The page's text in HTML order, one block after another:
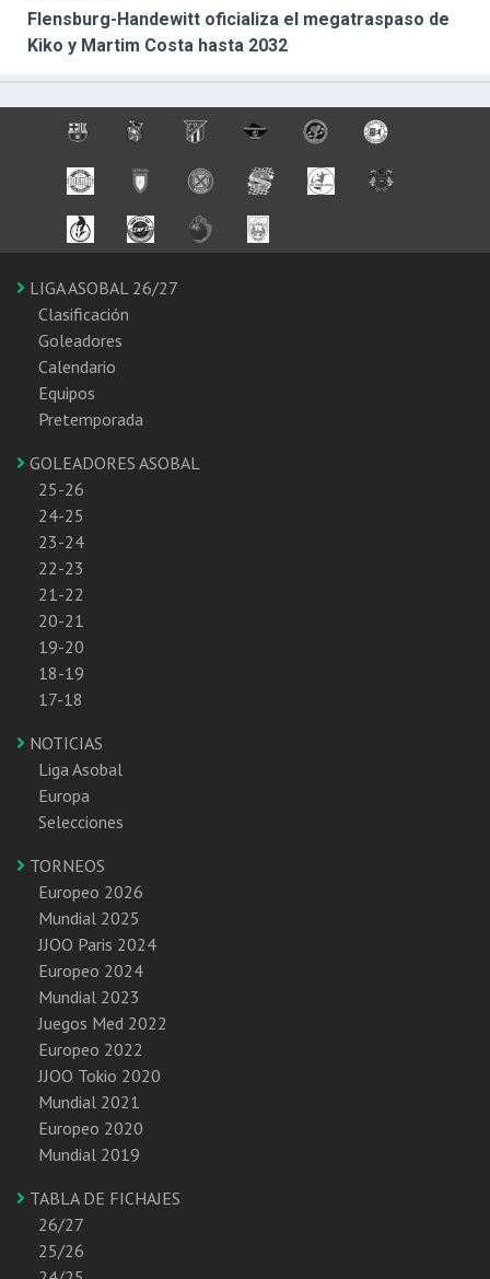
Flensburg-Handewitt oficializa el megatraspaso de
Kiko y Martim Costa hasta 2032
LIGA ASOBAL 26/27
Clasificación
Goleadores
Calendario
Equipos
Pretemporada
GOLEADORES ASOBAL
25-26
24-25
23-24
22-23
21-22
20-21
19-20
18-19
17-18
NOTICIAS
Liga Asobal
Europa
Selecciones
TORNEOS
Europeo 2026
Mundial 2025
JJOO Paris 2024
Europeo 2024
Mundial 2023
Juegos Med 2022
Europeo 2022
JJOO Tokio 2020
Mundial 2021
Europeo 2020
Mundial 2019
TABLA DE FICHAJES
26/27
25/26